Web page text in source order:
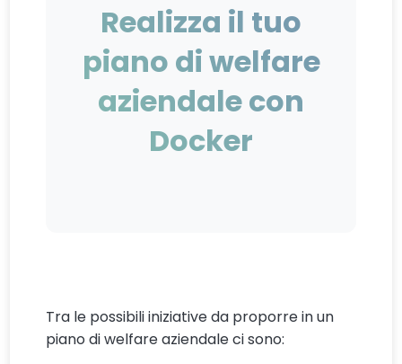
Realizza il tuo
piano di welfare
aziendale con
Docker
Tra le possibili iniziative da proporre in un
piano di welfare aziendale ci sono: